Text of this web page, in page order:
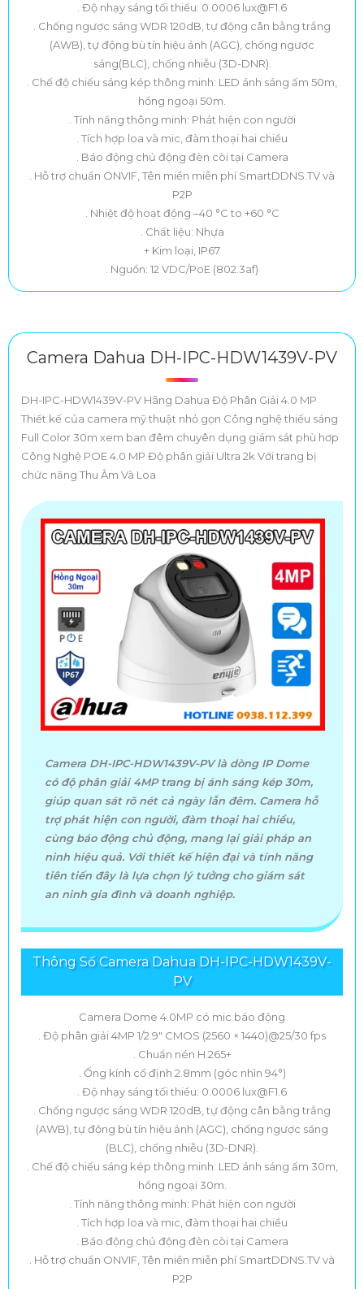
. Độ nhạy sáng tối thiểu: 0.0006 lux@F1.6
. Chống ngược sáng WDR 120dB, tự động cân bằng trắng
(AWB), tự động bù tín hiệu ảnh (AGC), chống ngược
sáng(BLC), chống nhiễu (3D-DNR).
. Chế độ chiếu sáng kép thông minh: LED ánh sáng ấm 50m,
hồng ngoại 50m.
. Tính năng thông minh: Phát hiện con người
. Tích hợp loa và mic, đàm thoại hai chiều
. Báo động chủ động đèn còi tại Camera
. Hỗ trợ chuẩn ONVIF, Tên miền miễn phí SmartDDNS.TV và
P2P
. Nhiệt độ hoạt động –40 °C to +60 °C
. Chất liệu: Nhựa
+ Kim loại, IP67
. Nguồn: 12 VDC/PoE (802.3af)
Camera Dahua DH-IPC-HDW1439V-PV
DH-IPC-HDW1439V-PV Hãng Dahua Độ Phân Giải 4.0 MP
Thiết kế của camera mỹ thuật nhỏ gọn Công nghệ thiếu sáng
Full Color 30m xem ban đêm chuyên dụng giám sát phù hơp
Công Nghệ POE 4.0 MP Độ phân giải Ultra 2k Với trang bị
chức năng Thu Âm Và Loa
Camera DH-IPC-HDW1439V-PV là dòng IP Dome
có độ phân giải 4MP trang bị ánh sáng kép 30m,
giúp quan sát rõ nét cả ngày lẫn đêm. Camera hỗ
trợ phát hiện con người, đàm thoại hai chiều,
cùng báo động chủ động, mang lại giải pháp an
ninh hiệu quả. Với thiết kế hiện đại và tính năng
tiên tiến đây là lựa chọn lý tưởng cho giám sát
an ninh gia đình và doanh nghiệp.
Thông Số Camera Dahua DH-IPC-HDW1439V-
PV
Camera Dome 4.0MP có mic báo động
. Độ phân giải 4MP 1/2.9" CMOS (2560 × 1440)@25/30 fps
. Chuẩn nén H.265+
. Ống kính cố định 2.8mm (góc nhìn 94°)
. Độ nhạy sáng tối thiểu: 0.0006 lux@F1.6
. Chống ngược sáng WDR 120dB, tự động cân bằng trắng
(AWB), tự động bù tín hiệu ảnh (AGC), chống ngược sáng
(BLC), chống nhiễu (3D-DNR).
. Chế độ chiếu sáng kép thông minh: LED ánh sáng ấm 30m,
hồng ngoại 30m.
. Tính năng thông minh: Phát hiện con người
. Tích hợp loa và mic, đàm thoại hai chiều
. Báo động chủ động đèn còi tại Camera
. Hỗ trợ chuẩn ONVIF, Tên miền miễn phí SmartDDNS.TV và
P2P